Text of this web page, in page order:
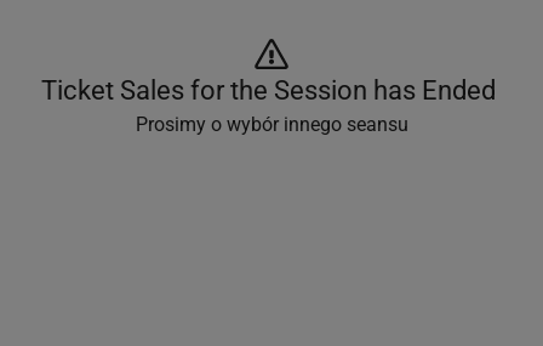
Ticket Sales for the Session has Ended
Prosimy o wybór innego seansu